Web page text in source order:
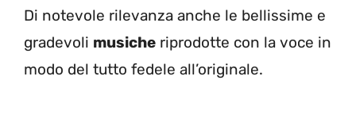
Di notevole rilevanza anche le bellissime e
gradevoli musiche riprodotte con la voce in
modo del tutto fedele all’originale.